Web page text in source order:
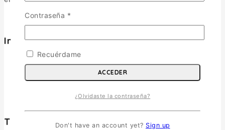
Informacion
Política de Envíos
Cambios y Devoluciones
Política de Privacidad
Términos y Condiciones
Tienda
Contraseña *
Recuérdame
ACCEDER
¿Olvidaste la contraseña?
Don't have an account yet? Sign up